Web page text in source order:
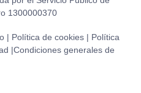
1300000370
| Política de cookies | Política
|Condiciones generales de